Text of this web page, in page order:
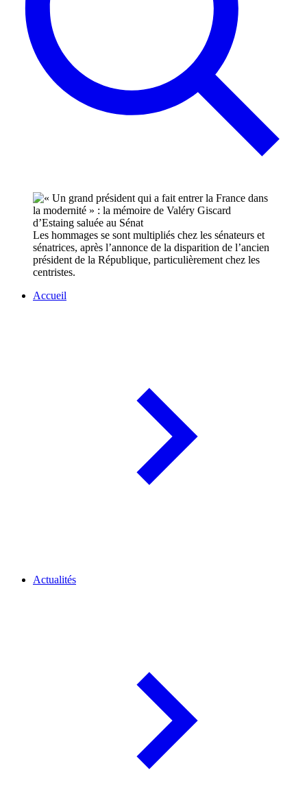
Les hommages se sont multipliés chez les sénateurs et
sénatrices, après l’annonce de la disparition de l’ancien
président de la République, particulièrement chez les
centristes.
Accueil
Actualités